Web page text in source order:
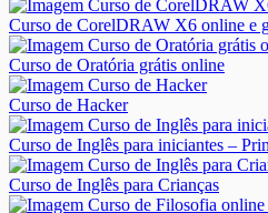
Curso de CorelDRAW X6 online e
Curso de Oratória grátis online
Curso de Hacker
Curso de Inglês para iniciantes –
Curso de Inglês para Crianças